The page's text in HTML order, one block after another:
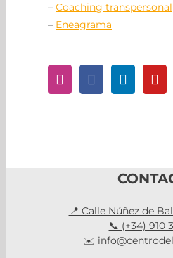
– Coaching transpersonal
– Eneagrama
📍 Calle Núñez de
📞 (+34) 910
✉️